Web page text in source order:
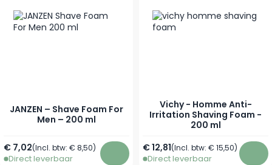
JANZEN – Shave Foam For
Men – 200 ml
€ 7,02(Incl. btw: € 8,50)
Direct leverbaar In winkelwagen
Vichy - Homme Anti-
Irritation Shaving Foam -
200 ml
€ 12,81(Incl. btw: € 15,50)
Direct leverbaar In